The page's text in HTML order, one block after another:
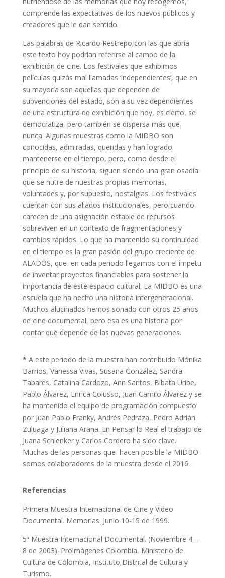
comprende las expectativas de los nuevos públicos y
creadores que le dan sentido.
Las palabras de Ricardo Restrepo con las que abría
este texto hoy podrían referirse al campo de la
exhibición de cine. Los festivales que exhibimos
películas quizás mal llamadas ‘independientes’, que en
su mayoría son aquellas que dependen de
subvenciones del estado, son a su vez dependientes
de una estructura de exhibición que hoy, es cierto, se
democratiza, pero también se dispersa más que
nunca. Algunas muestras como la MIDBO son
conocidas, admiradas, queridas y han logrado
mantenerse en el tiempo, pero, como desde el
principio de su historia, siguen siendo una gran osadía
que se nutre de nuestras propias memorias,
voluntades y, por supuesto, nostalgias. Los festivales
cuentan con sus aliados institucionales, pero cuando
carecen de una asignación estable de recursos
sobreviven en un contexto de fragmentaciones y
cambios rápidos. Lo que ha mantenido su continuidad
en el tiempo es la gran pasión del grupo creciente de
ALADOS, que en cada periodo llegamos con el ímpetu
de inventar proyectos financiables para sostener la
importancia de este espacio cultural. La MIDBO es una
escuela que ha hecho una historia intergeneracional.
Muchos alucinados hemos soñado con otros 25 años
de cine documental, pero esa es una historia por
contar que depende de las nuevas generaciones.
* A este periodo de la muestra han contribuido Mónika
Barrios, Vanessa Vivas, Susana González, Sandra
Tabares, Catalina Cardozo, Ann Santos, Bibata Uribe,
Pablo Álvarez, Enrica Colusso, Juan Camilo Álvarez y se
ha mantenido el equipo de programación compuesto
por Juan Pablo Franky, Andrés Pedraza, Pedro Adrián
Zuluaga y Juliana Arana. En Pensar lo Real el trabajo de
Juana Schlenker y Carlos Cordero ha sido clave.
Muchas de las personas que hacen posible la MIDBO
somos colaboradores de la muestra desde el 2016.
Referencias
Primera Muestra Internacional de Cine y Video
Documental. Memorias. Junio 10-15 de 1999.
5ª Muestra Internacional Documental. (Noviembre 4 –
8 de 2003). Proimágenes Colombia, Ministerio de
Cultura de Colombia, Instituto Distrital de Cultura y
Turismo.